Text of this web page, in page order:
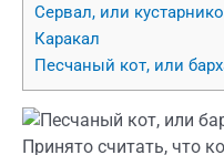
Сервал, или
Каракал
Песчаный кот, или
Принято считать, что